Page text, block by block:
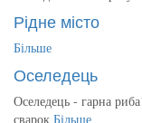
Рідне місто
Більше
Оселедець
Оселедець - гарна
сварок Більше